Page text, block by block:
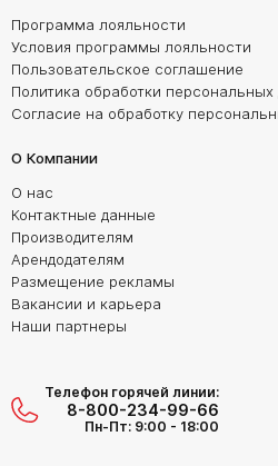
Программа лояльности
Условия программы лояльности
Пользовательское соглашение
Политика обработки персональных
Согласие на обработку
О Компании
О нас
Контактные данные
Производителям
Арендодателям
Размещение рекламы
Вакансии и карьера
Наши партнеры
Телефон горячей линии:
8-800-234-99-66
Пн-Пт: 9:00 - 18:00